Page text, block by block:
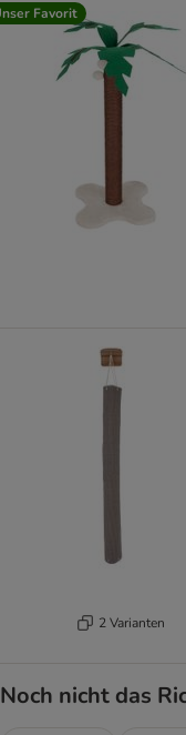
Favorit
2 Varianten
Noch nicht das